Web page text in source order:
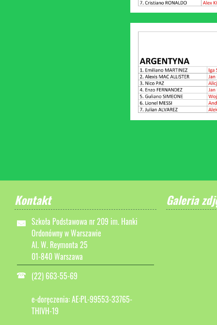
Kontakt
Szkoła Podstawowa nr 209 im. Hanki
Ordonówny w Warszawie
Al. W. Reymonta 25
01-840 Warszawa
(22) 663-55-69
e-doręczenia: AE:PL-99553-33765-
THIVH-19
Galeria